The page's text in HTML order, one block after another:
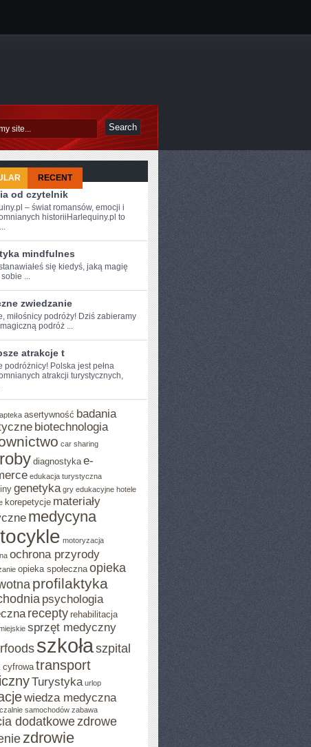
RECENT
od czytelnik
– świat romansów, emocji i
historiiHarlequiny.pl to
mindfulnes
się kiedyś,‍ jaką magię
sobie ...
zwiedzanie
miłośnicy podróży! Dziś zabieramy
podróż ...
atrakcje t
podróżnicy! Polska jest pełna
atrakcji turystycznych,
apteka asertywność badania
biotechnologia
car sharing
diagnostyka e-
edukacja turystyczna
genetyka gry edukacyjne hotele
korepetycje materiały
medycyna
motoryzacja
ochrona przyrody
opieka społeczna opieka
profilaktyka
psychologia
recepty rehabilitacja
sprzęt medyczny
szkołaszpital
cyfrowatransport
Turystyka urlop
wiedza medyczna
samochodów zabawa
dodatkowezdrowe
zdrowie